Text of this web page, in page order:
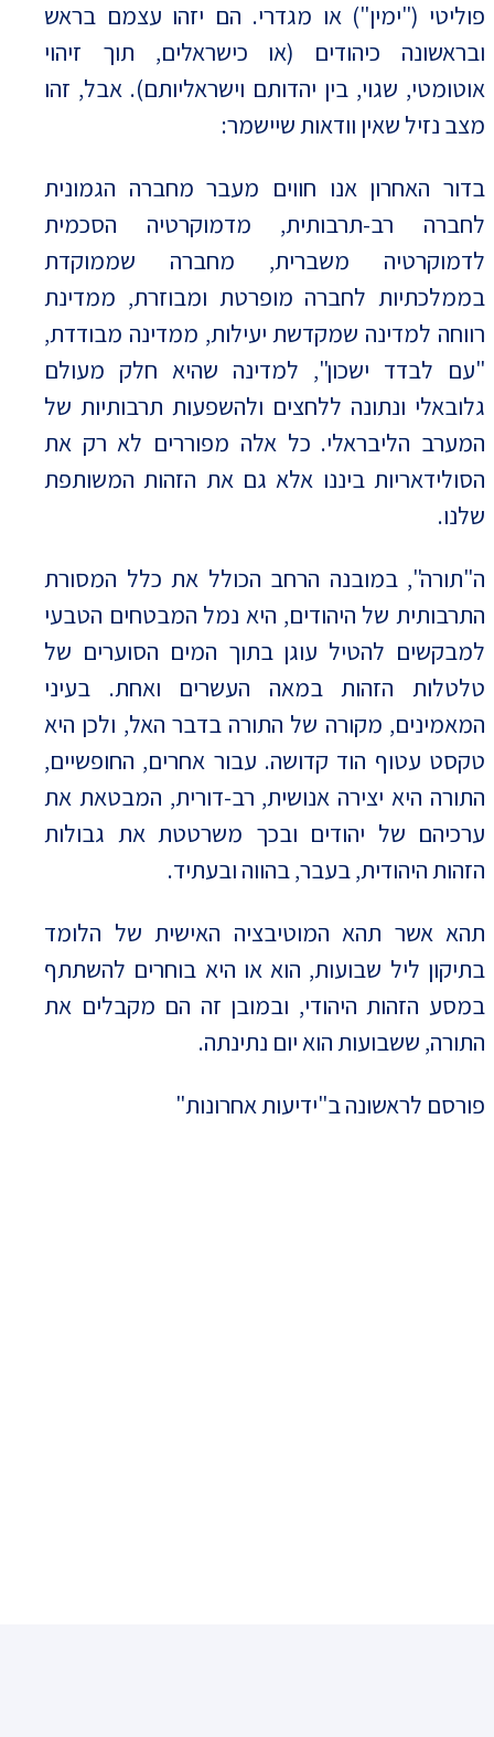
פוליטי ("ימין") או מגדרי. הם יזהו עצמם בראש
ובראשונה כיהודים (או כישראלים, תוך זיהוי
אוטומטי, שגוי, בין יהדותם וישראליותם). אבל, זהו
מצב נזיל שאין וודאות שיישמר:
בדור האחרון אנו חווים מעבר מחברה הגמונית
לחברה רב-תרבותית, מדמוקרטיה הסכמית
לדמוקרטיה משברית, מחברה שממוקדת
בממלכתיות לחברה מופרטת ומבוזרת, ממדינת
רווחה למדינה שמקדשת יעילות, ממדינה מבודדת,
"עם לבדד ישכון", למדינה שהיא חלק מעולם
גלובאלי ונתונה ללחצים ולהשפעות תרבותיות של
המערב הליבראלי. כל אלה מפוררים לא רק את
הסולידאריות ביננו אלא גם את הזהות המשותפת
שלנו.
ה"תורה", במובנה הרחב הכולל את כלל המסורת
התרבותית של היהודים, היא נמל המבטחים הטבעי
למבקשים להטיל עוגן בתוך המים הסוערים של
טלטלות הזהות במאה העשרים ואחת. בעיני
המאמינים, מקורה של התורה בדבר האל, ולכן היא
טקסט עטוף הוד קדושה. עבור אחרים, החופשיים,
התורה היא יצירה אנושית, רב-דורית, המבטאת את
ערכיהם של יהודים ובכך משרטטת את גבולות
הזהות היהודית, בעבר, בהווה ובעתיד.
תהא אשר תהא המוטיבציה האישית של הלומד
בתיקון ליל שבועות, הוא או היא בוחרים להשתתף
במסע הזהות היהודי, ובמובן זה הם מקבלים את
התורה, ששבועות הוא יום נתינתה.
פורסם לראשונה ב"ידיעות אחרונות"